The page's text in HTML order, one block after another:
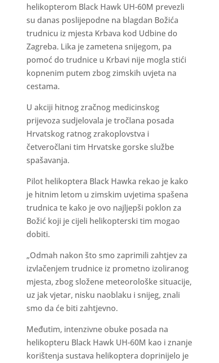
helikopterom Black Hawk UH-60M prevezli
su danas poslijepodne na blagdan Božića
trudnicu iz mjesta Krbava kod Udbine do
Zagreba. Lika je zametena snijegom, pa
pomoć do trudnice u Krbavi nije mogla stići
kopnenim putem zbog zimskih uvjeta na
cestama.
U akciji hitnog zračnog medicinskog
prijevoza sudjelovala je tročlana posada
Hrvatskog ratnog zrakoplovstva i
četveročlani tim Hrvatske gorske službe
spašavanja.
Pilot helikoptera Black Hawka rekao je kako
je hitnim letom u zimskim uvjetima spašena
trudnica te kako je ovo najljepši poklon za
Božić koji je cijeli helikopterski tim mogao
dobiti.
„Odmah nakon što smo zaprimili zahtjev za
izvlačenjem trudnice iz prometno izoliranog
mjesta, zbog složene meteorološke situacije,
uz jak vjetar, nisku naoblaku i snijeg, znali
smo da će biti zahtjevno.
Međutim, intenzivne obuke posada na
helikopteru Black Hawk UH-60M kao i znanje
korištenja sustava helikoptera doprinijelo je